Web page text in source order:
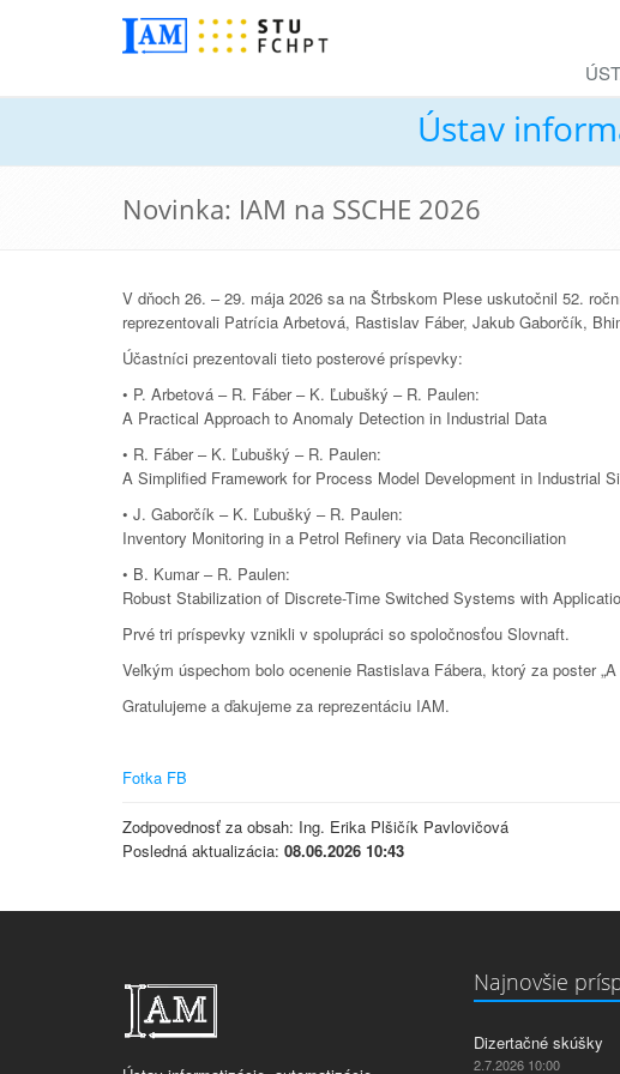
Ústav
Novinka: IAM na SSCHE 2026
V dňoch 26. – 29. mája 2026 sa na Štrbskom Plese uskutočnil 52.
reprezentovali Patrícia Arbetová, Rastislav Fáber, Jakub Gaborčík,
Účastníci prezentovali tieto posterové príspevky:
• P. Arbetová – R. Fáber – K. Ľubušký – R. Paulen:
A Practical Approach to Anomaly Detection in Industrial Data
• R. Fáber – K. Ľubušký – R. Paulen:
A Simplified Framework for Process Model Development in Industrial
• J. Gaborčík – K. Ľubušký – R. Paulen:
Inventory Monitoring in a Petrol Refinery via Data Reconciliation
• B. Kumar – R. Paulen:
Robust Stabilization of Discrete-Time Switched Systems with
Prvé tri príspevky vznikli v spolupráci so spoločnosťou Slovnaft.
Veľkým úspechom bolo ocenenie Rastislava Fábera, ktorý za poster
Gratulujeme a ďakujeme za reprezentáciu IAM.
Fotka FB
Zodpovednosť za obsah: Ing. Erika Plšičík Pavlovičová
Posledná aktualizácia: 08.06.2026 10:43
Najnovšie
Dizertačné skúšky
2.7.2026 10:00